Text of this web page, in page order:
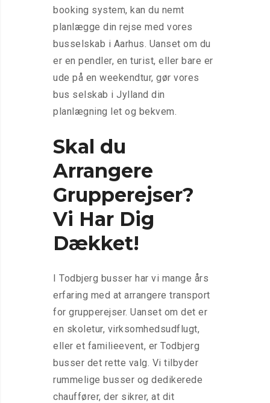
booking system, kan du nemt
planlægge din rejse med vores
busselskab i Aarhus. Uanset om du
er en pendler, en turist, eller bare er
ude på en weekendtur, gør vores
bus selskab i Jylland din
planlægning let og bekvem.
Skal du
Arrangere
Grupperejser?
Vi Har Dig
Dækket!
I Todbjerg busser har vi mange års
erfaring med at arrangere transport
for grupperejser. Uanset om det er
en skoletur, virksomhedsudflugt,
eller et familieevent, er Todbjerg
busser det rette valg. Vi tilbyder
rummelige busser og dedikerede
chauffører, der sikrer, at dit